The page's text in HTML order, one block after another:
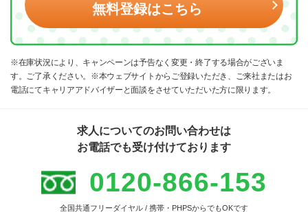
無料登録はこちら
※在庫状況により、キャンペーンは予告なく変更・終了する場合がございま
す。ご了承ください。※本ウェブサイトからご登録いただき、ご来社またはお
電話にてキャリアアドバイザーと面談をさせていただいた方に限ります。
求人についてのお問い合わせは
お電話でも受け付けております
0120-866-153
全国共通フリーダイヤル / 携帯・PHPSからでもOKです